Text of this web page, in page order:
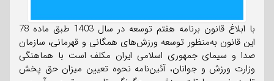
با ابلاغ قانون برنامه هفتم توسعه در سال 1403 طبق ماده 78
این قانون به‌منظور توسعه ورزش‌های همگانی و قهرمانی، سازمان
صدا و سیمای جمهوری اسلامی ایران مکلف است با هماهنگی
وزارت ورزش و جوانان، آئین‌نامه نحوه تعیین میزان حق پخش